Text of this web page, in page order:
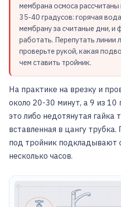
мембрана осмоса
35-40 градусов: горячая
мембрану за считаные дни, и
работать. Перепутать линии
проверьте рукой, какая
чем ставить тройник.
На практике на врезку и
около 20-30 минут, а 9 из 10
это либо недотянутая гайка
вставленная в цангу трубка.
под тройник подкладывают
несколько часов.